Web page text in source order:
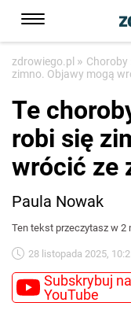
zdrowiego.pl » Choroby
zimno. Objawy mogą
Te
robi się
wrócić ze
Paula Nowak
Ten tekst przeczytasz w 2
28 listopada 2025,
Subskrybuj
YouTube